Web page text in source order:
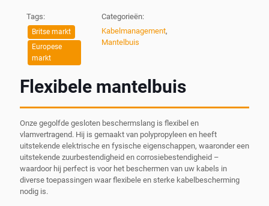
Tags:
Britse markt
Europese
markt
Categorieën:
Kabelmanagement,
Mantelbuis
Flexibele mantelbuis
Onze gegolfde gesloten beschermslang is flexibel en
vlamvertragend. Hij is gemaakt van polypropyleen en heeft
uitstekende elektrische en fysische eigenschappen, waaronder een
uitstekende zuurbestendigheid en corrosiebestendigheid –
waardoor hij perfect is voor het beschermen van uw kabels in
diverse toepassingen waar flexibele en sterke kabelbescherming
nodig is.